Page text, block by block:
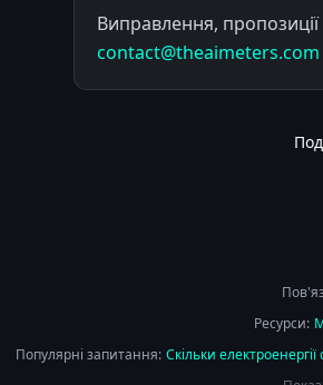
Виправлення,
contact@theaimeters.com
Ресурси:
Популярні запитання: Скільки